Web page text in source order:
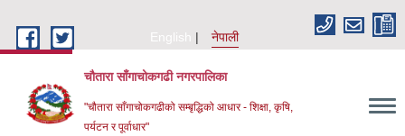
English
नेपाली
चौतारा साँगाचोकगढी नगरपालिका
"चौतारा साँगाचोकगढीको सम्बृद्धिको आधार - शिक्षा, कृषि,
पर्यटन र पूर्वाधार"